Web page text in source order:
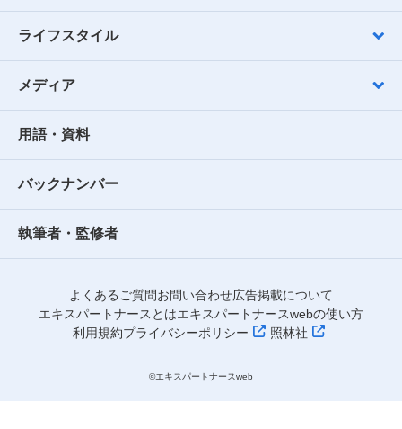
ライフスタイル
メディア
用語・資料
バックナンバー
執筆者・監修者
よくあるご質問お問い合わせ広告掲載について
エキスパートナースとはエキスパートナースwebの使い方
利用規約プライバシーポリシー 照林社
©︎エキスパートナースweb